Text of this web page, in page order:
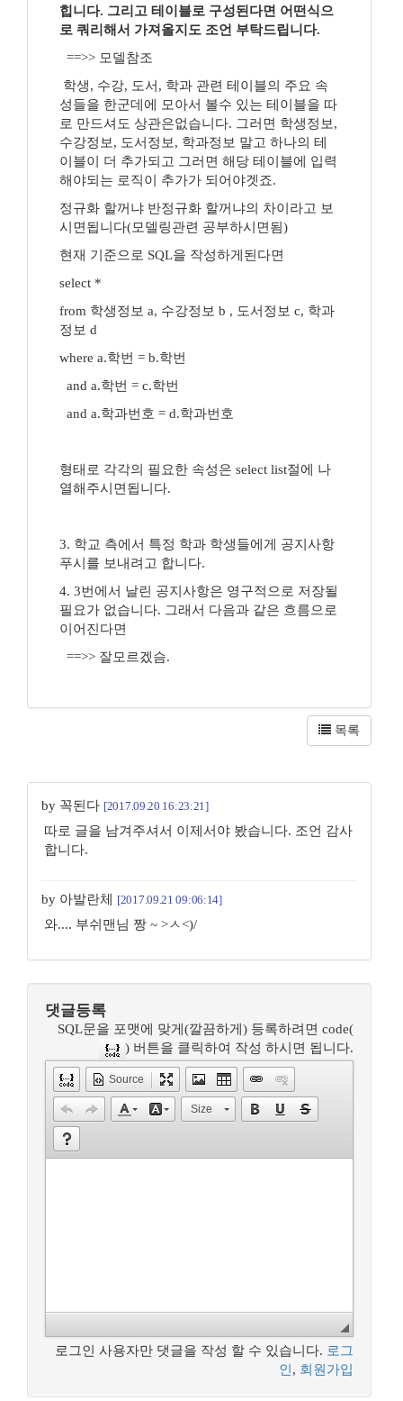
힙니다. 그리고 테이블로 구성된다면 어떤식으
로 쿼리해서 가져올지도 조언 부탁드립니다.
==>> 모델참조
학생, 수강, 도서, 학과 관련 테이블의 주요 속
성들을 한군데에 모아서 볼수 있는 테이블을 따
로 만드셔도 상관은없습니다. 그러면 학생정보,
수강정보, 도서정보, 학과정보 말고 하나의 테
이블이 더 추가되고 그러면 해당 테이블에 입력
해야되는 로직이 추가가 되어야겟죠.
정규화 할꺼냐 반정규화 할꺼냐의 차이라고 보
시면됩니다(모델링관련 공부하시면됨)
현재 기준으로 SQL을 작성하게된다면
select *
from 학생정보 a, 수강정보 b , 도서정보 c, 학과
정보 d
where a.학번 = b.학번
and a.학번 = c.학번
and a.학과번호 = d.학과번호
형태로 각각의 필요한 속성은 select list절에 나
열해주시면됩니다.
3. 학교 측에서 특정 학과 학생들에게 공지사항
푸시를 보내려고 합니다.
4. 3번에서 날린 공지사항은 영구적으로 저장될
필요가 없습니다. 그래서 다음과 같은 흐름으로
이어진다면
==>> 잘모르겠슴.
목록
by 꼭된다 [2017.09.20 16:23:21]
따로 글을 남겨주셔서 이제서야 봤습니다. 조언 감사
합니다.
by 아발란체 [2017.09.21 09:06:14]
와.... 부쉬맨님 짱 ~ >ㅅ<)/
댓글등록
SQL문을 포맷에 맞게(깔끔하게) 등록하려면 code(
) 버튼을 클릭하여 작성 하시면 됩니다.
Source
Size
로그인 사용자만 댓글을 작성 할 수 있습니다. 로그
인 , 회원가입